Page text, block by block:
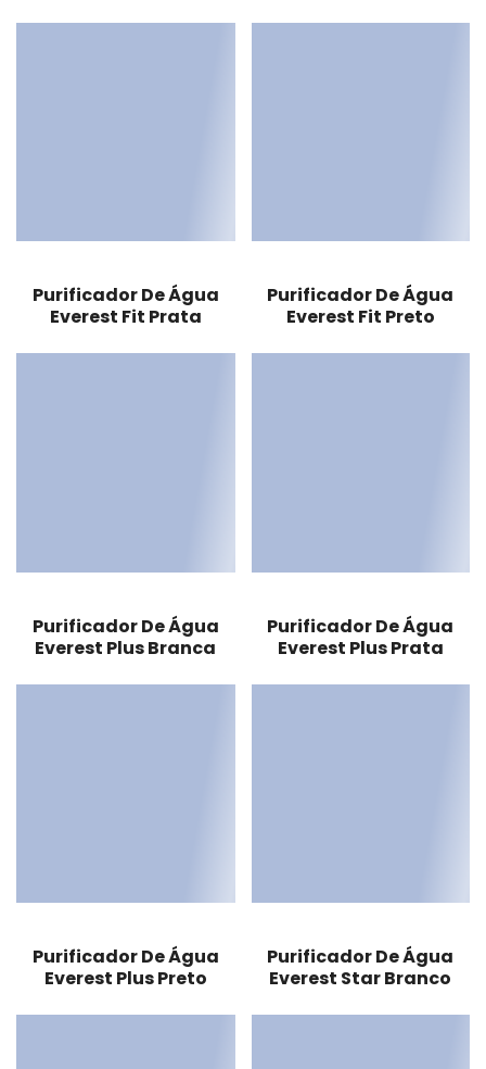
Purificador De Água
Everest Fit Prata
Purificador De Água
Everest Fit Preto
Purificador De Água
Everest Plus Branca
Purificador De Água
Everest Plus Prata
Purificador De Água
Everest Plus Preto
Purificador De Água
Everest Star Branco